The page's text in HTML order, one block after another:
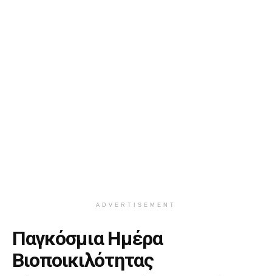
ADVERTISEMENT
Παγκόσμια Ημέρα
Βιοποικιλότητας